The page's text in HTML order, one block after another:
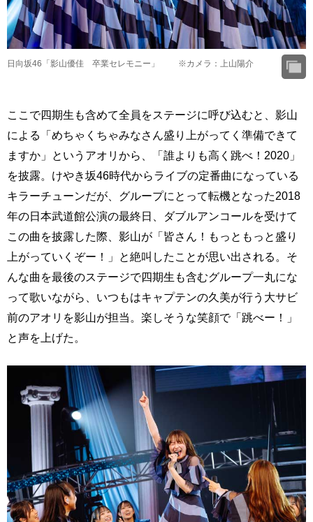
日向坂46「影山優佳 卒業セレモニー」 ※カメラ：上山陽介
ここで四期生も含めて全員をステージに呼び込むと、影山
による「めちゃくちゃみなさん盛り上がってく準備できて
ますか」というアオリから、「誰よりも高く跳べ！2020」
を披露。けやき坂46時代からライブの定番曲になっている
キラーチューンだが、グループにとって転機となった2018
年の日本武道館公演の最終日、ダブルアンコールを受けて
この曲を披露した際、影山が「皆さん！もっともっと盛り
上がっていくぞー！」と絶叫したことが思い出される。そ
んな曲を最後のステージで四期生も含むグループ一丸にな
って歌いながら、いつもはキャプテンの久美が行う大サビ
前のアオリを影山が担当。楽しそうな笑顔で「跳べー！」
と声を上げた。